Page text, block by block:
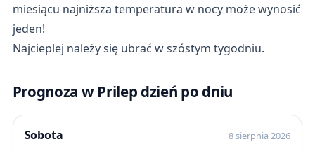
miesiącu najniższa temperatura w nocy może wynosić
jeden!
Najcieplej należy się ubrać w szóstym tygodniu.
Prognoza w Prilep dzień po dniu
Sobota 8 sierpnia 2026